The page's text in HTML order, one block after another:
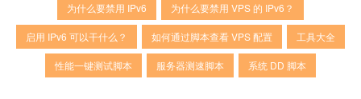
为什么要禁用 IPv6 为什么要禁用 VPS 的 IPv6？
启用 IPv6 可以干什么？ 如何通过脚本查看 VPS 配置 工具大全
性能一键测试脚本 服务器测速脚本 系统 DD 脚本